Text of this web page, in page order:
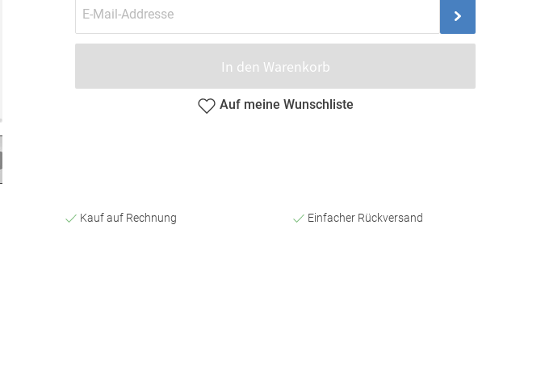
In den Warenkorb
Auf meine Wunschliste
Kauf auf Rechnung Einfacher Rückversand